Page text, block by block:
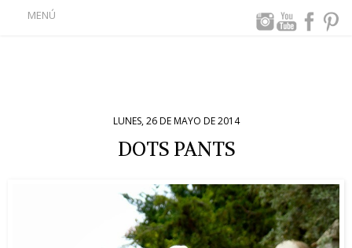
MENÚ
LUNES, 26 DE MAYO DE 2014
DOTS PANTS